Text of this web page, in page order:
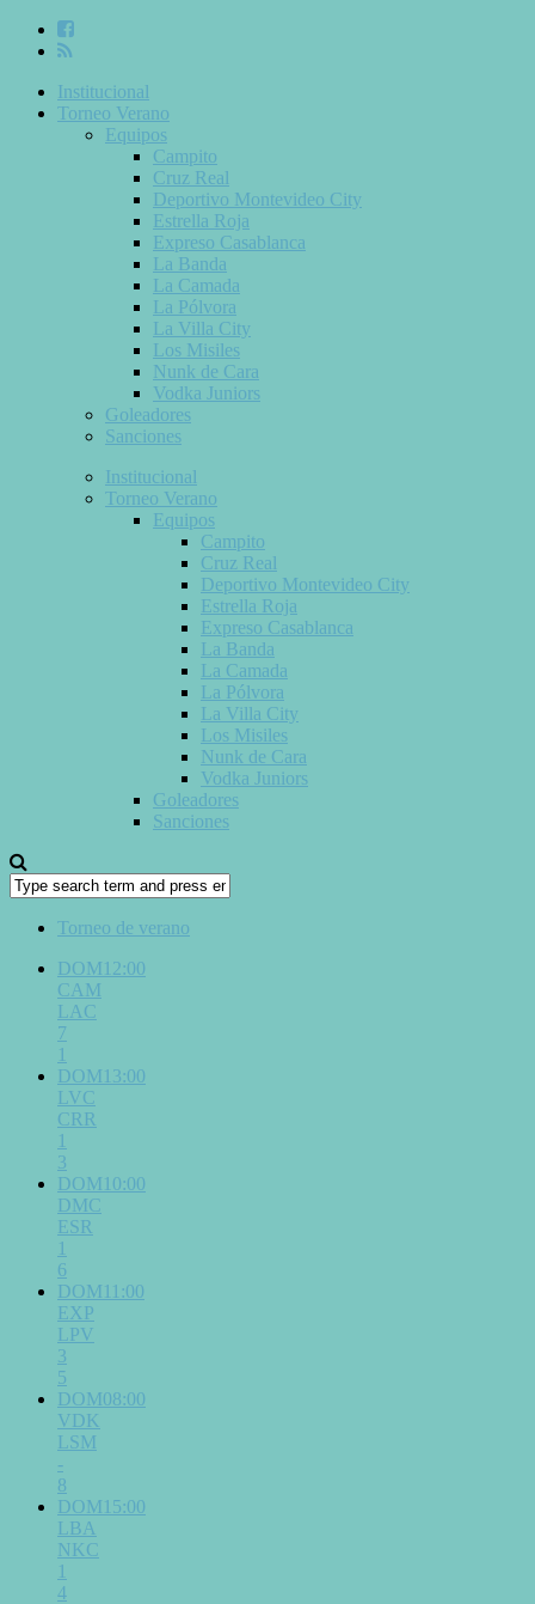
Institucional
Torneo Verano
Equipos
Campito
Cruz Real
Deportivo Montevideo City
Estrella Roja
Expreso Casablanca
La Banda
La Camada
La Pólvora
La Villa City
Los Misiles
Nunk de Cara
Vodka Juniors
Goleadores
Sanciones
Institucional
Torneo Verano
Equipos
Campito
Cruz Real
Deportivo Montevideo City
Estrella Roja
Expreso Casablanca
La Banda
La Camada
La Pólvora
La Villa City
Los Misiles
Nunk de Cara
Vodka Juniors
Goleadores
Sanciones
Torneo de verano
DOM12:00
CAM
LAC
7
1
DOM13:00
LVC
CRR
1
3
DOM10:00
DMC
ESR
1
6
DOM11:00
EXP
LPV
3
5
DOM08:00
VDK
LSM
-
8
DOM15:00
LBA
NKC
1
4